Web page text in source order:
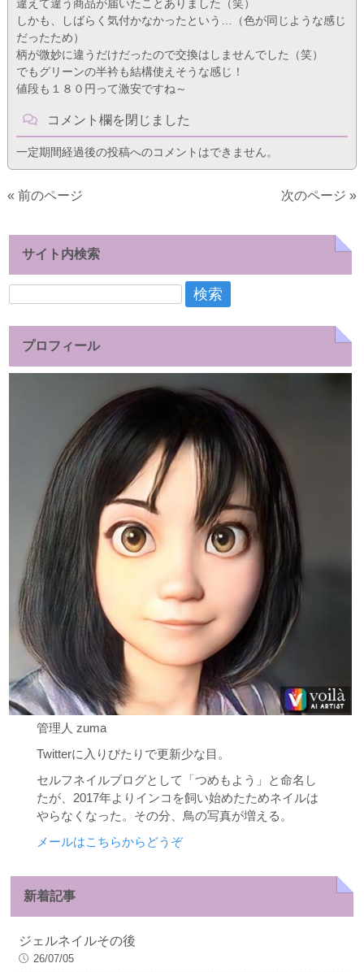
違えて違う商品が届いたことありました（笑）
しかも、しばらく気付かなかったという…（色が同じような感じ
だったため）
柄が微妙に違うだけだったので交換はしませんでした（笑）
でもグリーンの半衿も結構使えそうな感じ！
値段も１８０円って激安ですね～
コメント欄を閉じました
一定期間経過後の投稿へのコメントはできません。
« 前のページ 次のページ »
サイト内検索
検
プロフィール
管理人 zuma
Twitterに入りびたりで更新少な目。
セルフネイルブログとして「つめもよう」と命名し
たが、2017年よりインコを飼い始めたためネイルは
やらなくなった。その分、鳥の写真が増える。
メールはこちらからどうぞ
新着記事
ジェルネイルその後
26/07/05